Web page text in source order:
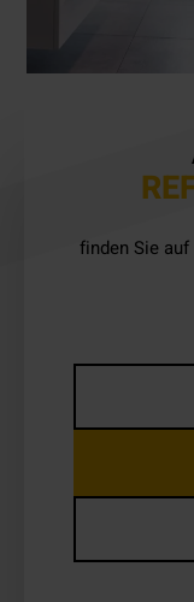
finden Sie